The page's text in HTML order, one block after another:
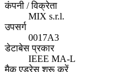
कंपनी / विक्रेता
MIX s.r.l.
उपसर्ग
0017A3
डेटाबेस प्रकार
IEEE MA-L
मैक एड्रेस शुरू करें